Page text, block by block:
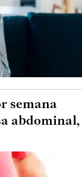
semana
abdominal,